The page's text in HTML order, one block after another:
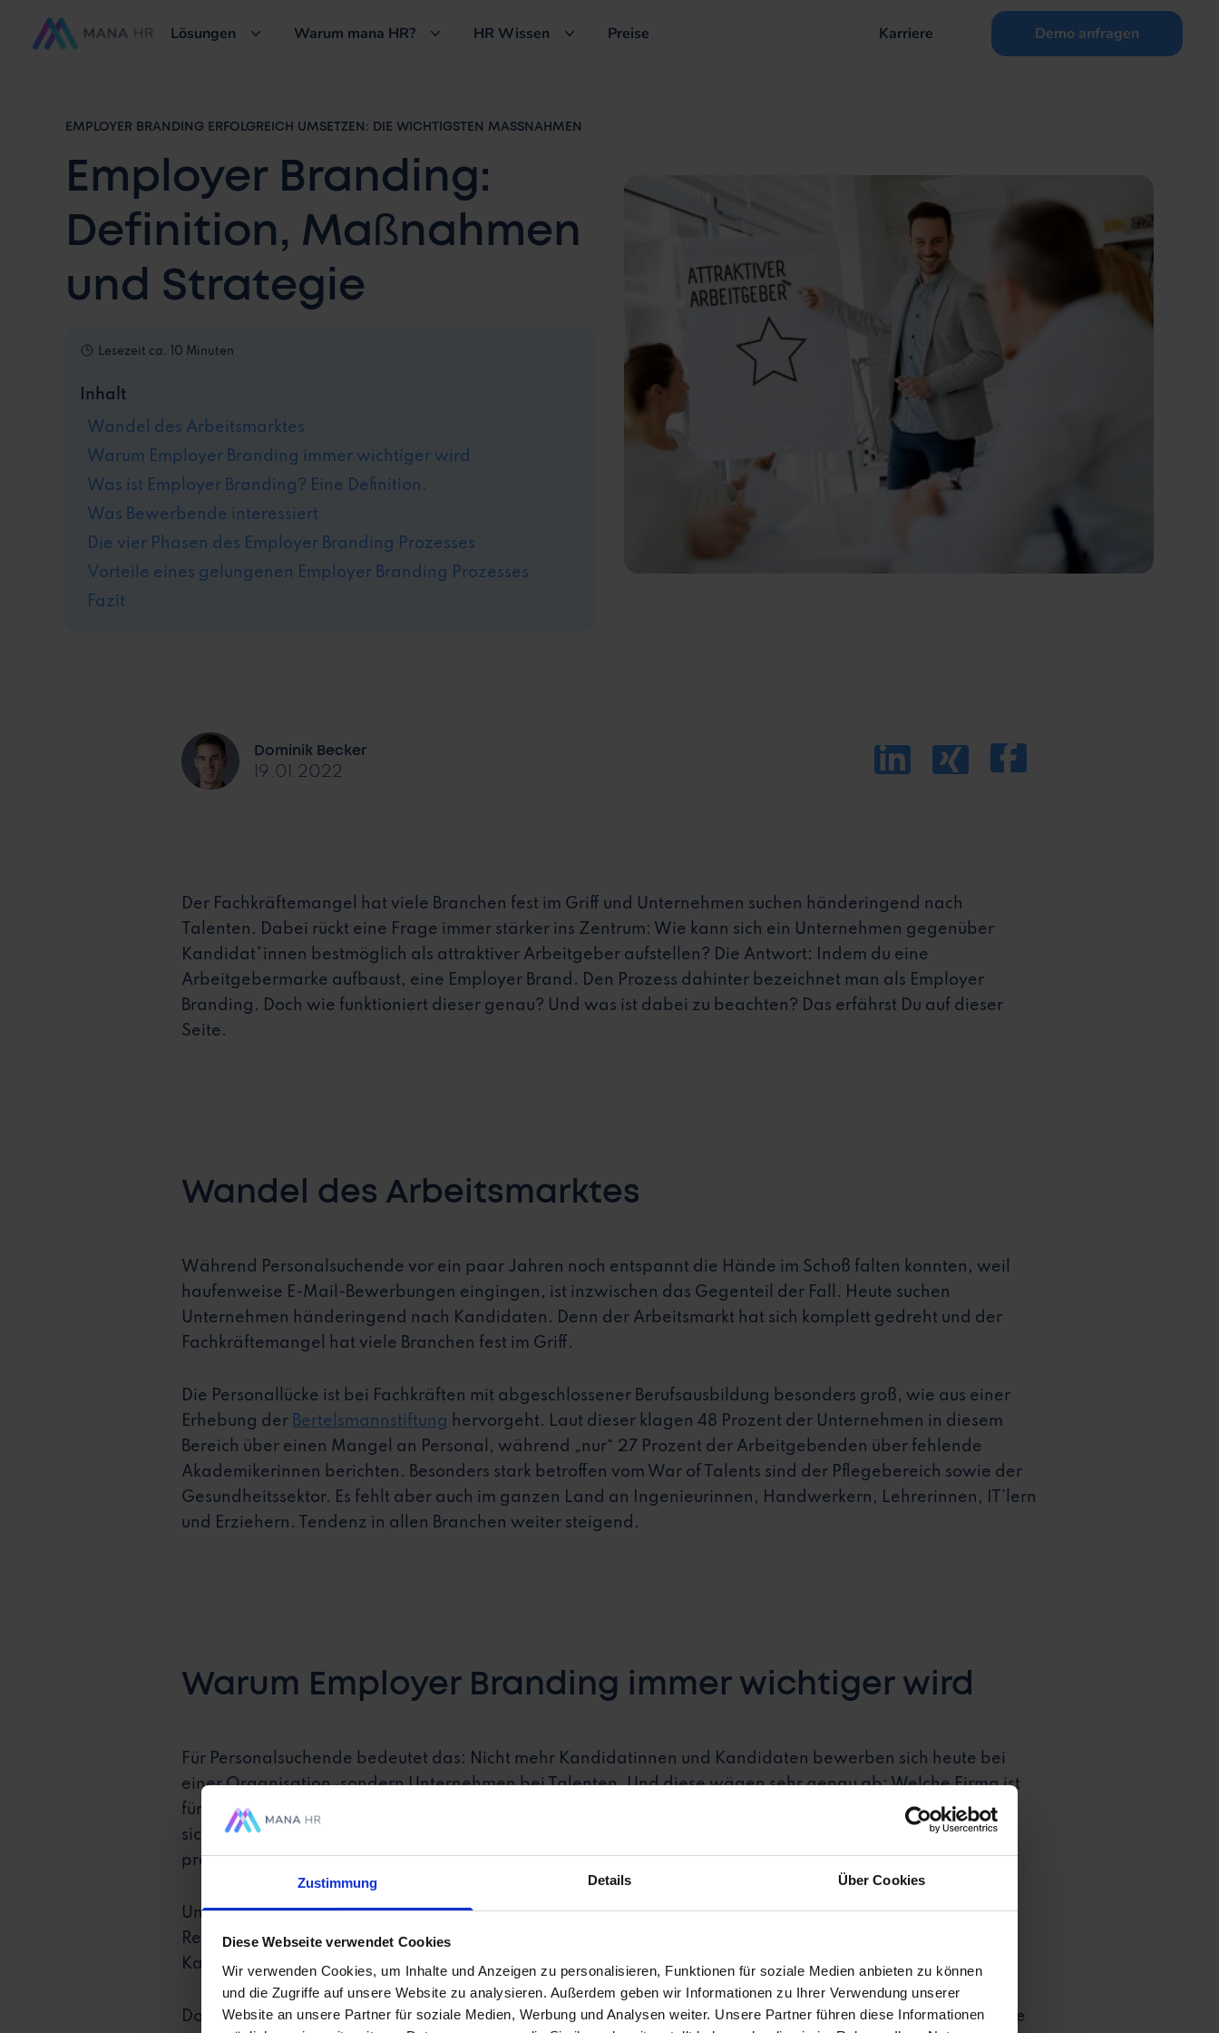
Zustimmung Details Über Cookies
Diese Webseite verwendet Cookies
Wir verwenden Cookies, um Inhalte und Anzeigen zu personalisieren, Funktionen für soziale Medien anbieten zu können
und die Zugriffe auf unsere Website zu analysieren. Außerdem geben wir Informationen zu Ihrer Verwendung unserer
Website an unsere Partner für soziale Medien, Werbung und Analysen weiter. Unsere Partner führen diese Informationen
Lösungen Warum mana HR? HR Wissen Preise Karriere Demo anfragen
EMPLOYER BRANDING ERFOLGREICH UMSETZEN: DIE WICHTIGSTEN MASSNAHMEN
Employer Branding:
Definition, Maßnahmen
und Strategie
Lesezeit ca. 10 Minuten
Inhalt
Wandel des Arbeitsmarktes
Warum Employer Branding immer wichtiger wird
Was ist Employer Branding? Eine Definition.
Was Bewerbende interessiert
Die vier Phasen des Employer Branding Prozesses
Vorteile eines gelungenen Employer Branding Prozesses
Fazit
Dominik Becker
19.01.2022
Der Fachkräftemangel hat viele Branchen fest im Griff und Unternehmen suchen händeringend nach
Talenten. Dabei rückt eine Frage immer stärker ins Zentrum: Wie kann sich ein Unternehmen gegenüber
Kandidat*innen bestmöglich als attraktiver Arbeitgeber aufstellen? Die Antwort: Indem du eine
Arbeitgebermarke aufbaust, eine Employer Brand. Den Prozess dahinter bezeichnet man als Employer
Branding. Doch wie funktioniert dieser genau? Und was ist dabei zu beachten? Das erfährst Du auf dieser
Seite.
Wandel des Arbeitsmarktes
Während Personalsuchende vor ein paar Jahren noch entspannt die Hände im Schoß falten konnten, weil
haufenweise E-Mail-Bewerbungen eingingen, ist inzwischen das Gegenteil der Fall. Heute suchen
Unternehmen händeringend nach Kandidaten. Denn der Arbeitsmarkt hat sich komplett gedreht und der
Fachkräftemangel hat viele Branchen fest im Griff.
Die Personallücke ist bei Fachkräften mit abgeschlossener Berufsausbildung besonders groß, wie aus einer
Erhebung der Bertelsmannstiftung hervorgeht. Laut dieser klagen 48 Prozent der Unternehmen in diesem
Bereich über einen Mangel an Personal, während „nur“ 27 Prozent der Arbeitgebenden über fehlende
Akademikerinnen berichten. Besonders stark betroffen vom War of Talents sind der Pflegebereich sowie der
Gesundheitssektor. Es fehlt aber auch im ganzen Land an Ingenieurinnen, Handwerkern, Lehrerinnen, IT’lern
und Erziehern. Tendenz in allen Branchen weiter steigend.
Warum Employer Branding immer wichtiger wird
Für Personalsuchende bedeutet das: Nicht mehr Kandidatinnen und Kandidaten bewerben sich heute bei
einer Organisation, sondern Unternehmen bei Talenten. Und diese wägen sehr genau ab: Welche Firma ist
für mich attraktiv und welche nicht? Um diese Frage für sich zu beantworten, achten sie explizit darauf, wie
sich Arbeitgebende zum Beispiel in
, in den sozialen Medien oder auf ihrer Karriereseite
präsentieren.
Und für den ersten Eindruck gibt es keine zweite Chance. Überzeugen Unternehmen Bewerbende im
Recruiting nicht vom Fleck weg, ziehen diese weiter und schauen sich die nächste Stellenanzeige oder
Karriereseite an. Sie haben schließlich die Wahl und das Angebot ist groß.
Doch wie können Personalsuchende auf ihren Online-Auftritten direkt Begeisterung wecken? Wie können sie